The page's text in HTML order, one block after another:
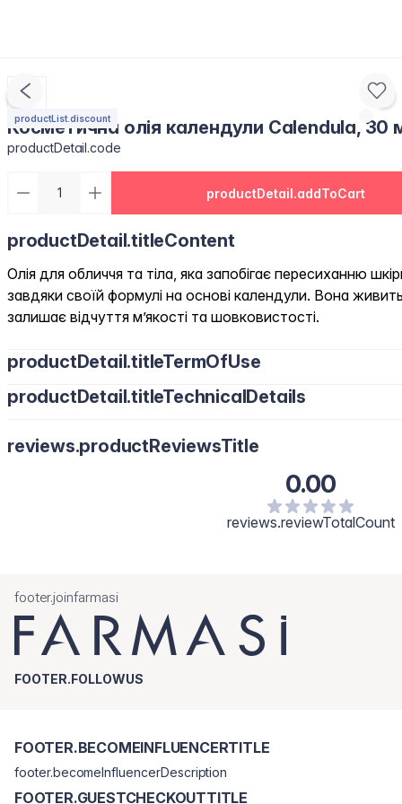
productList.discount
Косметична олія календули Calendula, 30
productDetail.code
productDetail.addToCart
productDetail.titleContent
Олія для обличчя та тіла, яка запобігає пересиханню
завдяки своїй формулі на основі календули. Вона
залишає відчуття м’якості та шовковистості.
productDetail.titleTermOfUse
Нанесіть на очищену шкіру кінчиками пальців і м’яко
productDetail.titleTechnicalDetails
reviews.productReviewsTitle
0.00
reviews.reviewTotalCount
footer.joinfarmasi
FOOTER.FOLLOWUS
FOOTER.BECOMEINFLUENCERTITLE
footer.becomeInfluencerDescription
FOOTER.GUESTCHECKOUTTITLE